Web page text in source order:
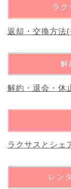
ラク
返却・交換方法
解
解約・退会・休
ラクサスとシェ
レン